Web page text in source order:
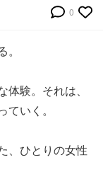
0
験。それは、
いく。
、ひとりの女性